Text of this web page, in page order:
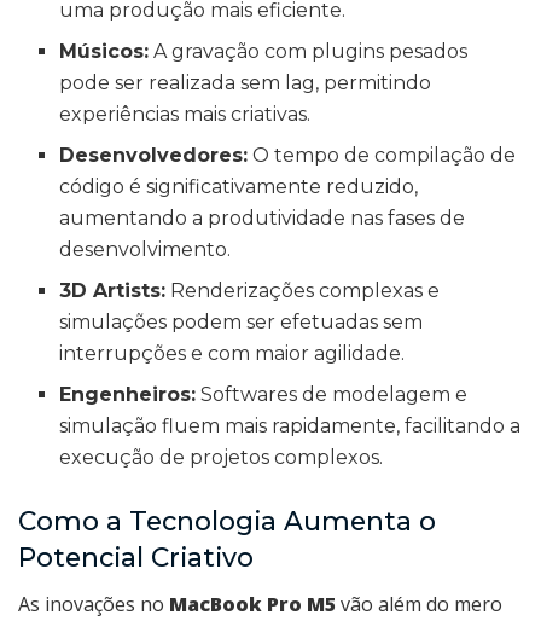
uma produção mais eficiente.
Músicos: A gravação com plugins pesados
pode ser realizada sem lag, permitindo
experiências mais criativas.
Desenvolvedores: O tempo de compilação de
código é significativamente reduzido,
aumentando a produtividade nas fases de
desenvolvimento.
3D Artists: Renderizações complexas e
simulações podem ser efetuadas sem
interrupções e com maior agilidade.
Engenheiros: Softwares de modelagem e
simulação fluem mais rapidamente, facilitando a
execução de projetos complexos.
Como a Tecnologia Aumenta o
Potencial Criativo
As inovações no MacBook Pro M5 vão além do mero